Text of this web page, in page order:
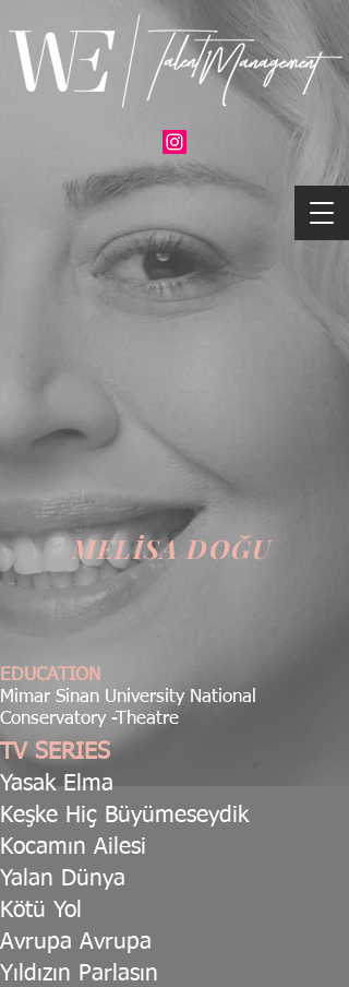
MELİSA DOĞU
EDUCATION
Mimar Sinan University National
Conservatory -Theatre
TV SERIES
Yasak Elma
Keşke Hiç Büyümeseydik
Kocamın Ailesi
Yalan Dünya
Kötü Yol
Avrupa Avrupa
Yıldızın Parlasın